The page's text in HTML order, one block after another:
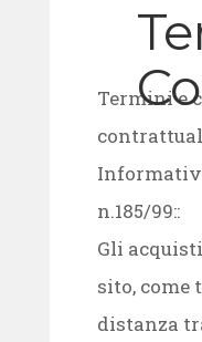
Termini e
n.185/99::
Gli
sito, come
distanza